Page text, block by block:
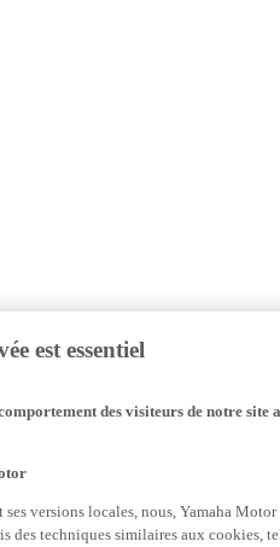
est essentiel
des visiteurs de notre
versions locales, nous, Yamaha Motor
des techniques similaires aux cookies,